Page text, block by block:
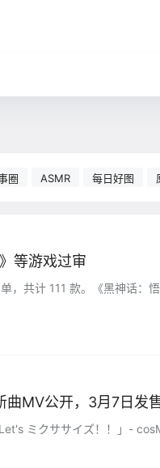
圈 ASMR 每日好图
等游戏过审
，共计 111 款。《黑神话：
曲MV公开，3月7日发
ミクササイズ！！」-